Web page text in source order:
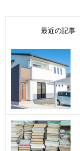
最近の記事